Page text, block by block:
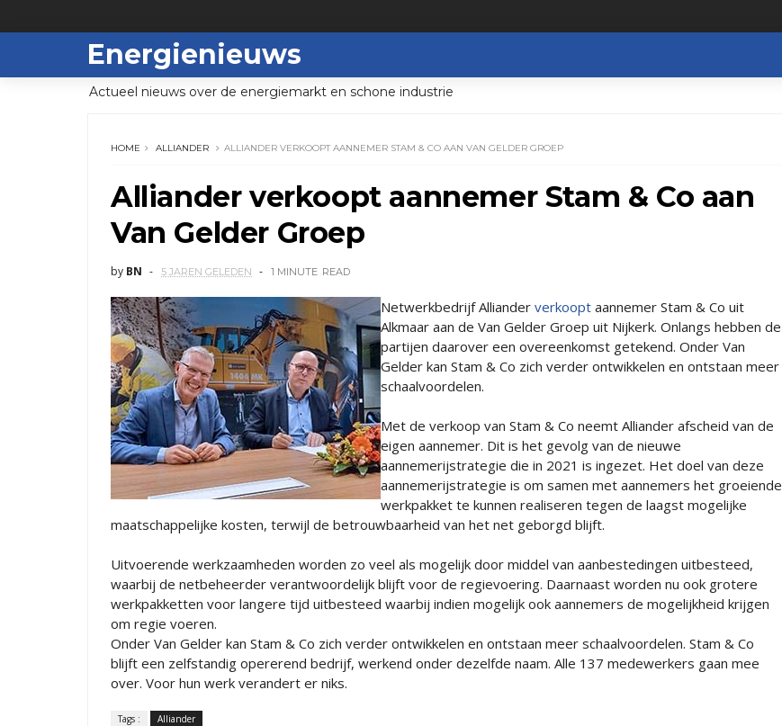
Energienieuws
Actueel nieuws over de energiemarkt en schone industrie
HOME ALLIANDER ALLIANDER VERKOOPT AANNEMER STAM & CO AAN VAN GELDER GROEP
Alliander verkoopt aannemer Stam & Co aan
Van Gelder Groep
by BN 5 JAREN GELEDEN 1 MINUTE READ
Netwerkbedrijf Alliander verkoopt aannemer Stam & Co uit
Alkmaar aan de Van Gelder Groep uit Nijkerk. Onlangs hebben de
partijen daarover een overeenkomst getekend. Onder Van
Gelder kan Stam & Co zich verder ontwikkelen en ontstaan meer
schaalvoordelen.
Met de verkoop van Stam & Co neemt Alliander afscheid van de
eigen aannemer. Dit is het gevolg van de nieuwe
aannemerijstrategie die in 2021 is ingezet. Het doel van deze
aannemerijstrategie is om samen met aannemers het groeiende
werkpakket te kunnen realiseren tegen de laagst mogelijke
maatschappelijke kosten, terwijl de betrouwbaarheid van het net geborgd blijft.
Uitvoerende werkzaamheden worden zo veel als mogelijk door middel van aanbestedingen uitbesteed,
waarbij de netbeheerder verantwoordelijk blijft voor de regievoering. Daarnaast worden nu ook grotere
werkpakketten voor langere tijd uitbesteed waarbij indien mogelijk ook aannemers de mogelijkheid krijgen
om regie voeren.
Onder Van Gelder kan Stam & Co zich verder ontwikkelen en ontstaan meer schaalvoordelen. Stam & Co
blijft een zelfstandig opererend bedrijf, werkend onder dezelfde naam. Alle 137 medewerkers gaan mee
over. Voor hun werk verandert er niks.
Tags : Alliander